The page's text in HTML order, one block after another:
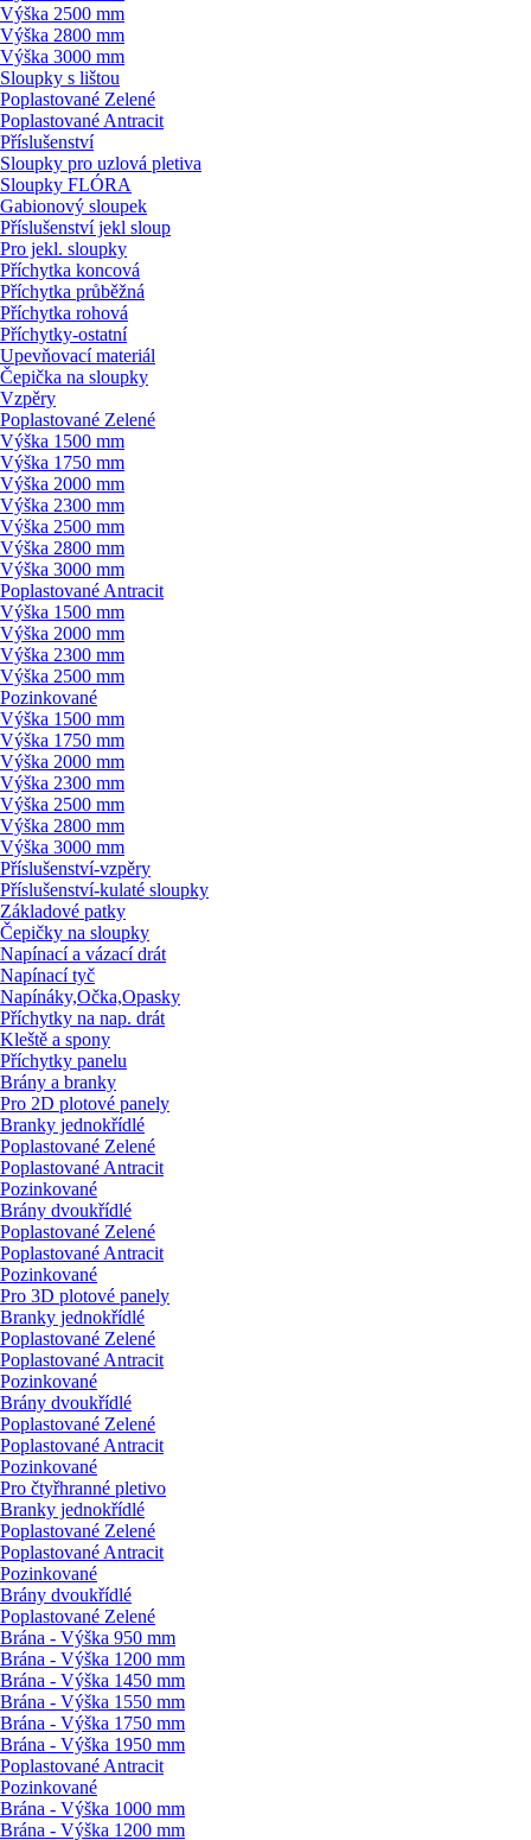
Výška 2500 mm
Výška 2800 mm
Výška 3000 mm
Sloupky s lištou
Poplastované Zelené
Poplastované Antracit
Příslušenství
Sloupky pro uzlová pletiva
Sloupky FLÓRA
Gabionový sloupek
Příslušenství jekl sloup
Pro jekl. sloupky
Příchytka koncová
Příchytka průběžná
Příchytka rohová
Příchytky-ostatní
Upevňovací materiál
Čepička na sloupky
Vzpěry
Poplastované Zelené
Výška 1500 mm
Výška 1750 mm
Výška 2000 mm
Výška 2300 mm
Výška 2500 mm
Výška 2800 mm
Výška 3000 mm
Poplastované Antracit
Výška 1500 mm
Výška 2000 mm
Výška 2300 mm
Výška 2500 mm
Pozinkované
Výška 1500 mm
Výška 1750 mm
Výška 2000 mm
Výška 2300 mm
Výška 2500 mm
Výška 2800 mm
Výška 3000 mm
Příslušenství-vzpěry
Příslušenství-kulaté sloupky
Základové patky
Čepičky na sloupky
Napínací a vázací drát
Napínací tyč
Napínáky,Očka,Opasky
Příchytky na nap. drát
Kleště a spony
Příchytky panelu
Brány a branky
Pro 2D plotové panely
Branky jednokřídlé
Poplastované Zelené
Poplastované Antracit
Pozinkované
Brány dvoukřídlé
Poplastované Zelené
Poplastované Antracit
Pozinkované
Pro 3D plotové panely
Branky jednokřídlé
Poplastované Zelené
Poplastované Antracit
Pozinkované
Brány dvoukřídlé
Poplastované Zelené
Poplastované Antracit
Pozinkované
Pro čtyřhranné pletivo
Branky jednokřídlé
Poplastované Zelené
Poplastované Antracit
Pozinkované
Brány dvoukřídlé
Poplastované Zelené
Brána - Výška 950 mm
Brána - Výška 1200 mm
Brána - Výška 1450 mm
Brána - Výška 1550 mm
Brána - Výška 1750 mm
Brána - Výška 1950 mm
Poplastované Antracit
Pozinkované
Brána - Výška 1000 mm
Brána - Výška 1200 mm